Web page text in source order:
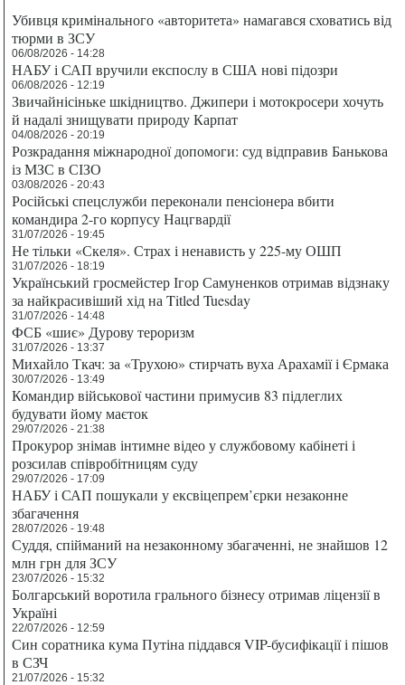
Убивця кримінального «авторитета» намагався сховатись від
тюрми в ЗСУ
06/08/2026 - 14:28
НАБУ і САП вручили експослу в США нові підозри
06/08/2026 - 12:19
Звичайнісіньке шкідництво. Джипери і мотокросери хочуть
й надалі знищувати природу Карпат
04/08/2026 - 20:19
Розкрадання міжнародної допомоги: суд відправив Банькова
із МЗС в СІЗО
03/08/2026 - 20:43
Російські спецслужби переконали пенсіонера вбити
командира 2-го корпусу Нацгвардії
31/07/2026 - 19:45
Не тільки «Скеля». Страх і ненависть у 225-му ОШП
31/07/2026 - 18:19
Український гросмейстер Ігор Самуненков отримав відзнаку
за найкрасивіший хід на Titled Tuesday
31/07/2026 - 14:48
ФСБ «шиє» Дурову тероризм
31/07/2026 - 13:37
Михайло Ткач: за «Трухою» стирчать вуха Арахамії і Єрмака
30/07/2026 - 13:49
Командир військової частини примусив 83 підлеглих
будувати йому маєток
29/07/2026 - 21:38
Прокурор знімав інтимне відео у службовому кабінеті і
розсилав співробітницям суду
29/07/2026 - 17:09
НАБУ і САП пошукали у ексвіцепрем’єрки незаконне
збагачення
28/07/2026 - 19:48
Суддя, спійманий на незаконному збагаченні, не знайшов 12
млн грн для ЗСУ
23/07/2026 - 15:32
Болгарський воротила грального бізнесу отримав ліцензії в
Україні
22/07/2026 - 12:59
Син соратника кума Путіна піддався VIP-бусифікації і пішов
в СЗЧ
21/07/2026 - 15:32